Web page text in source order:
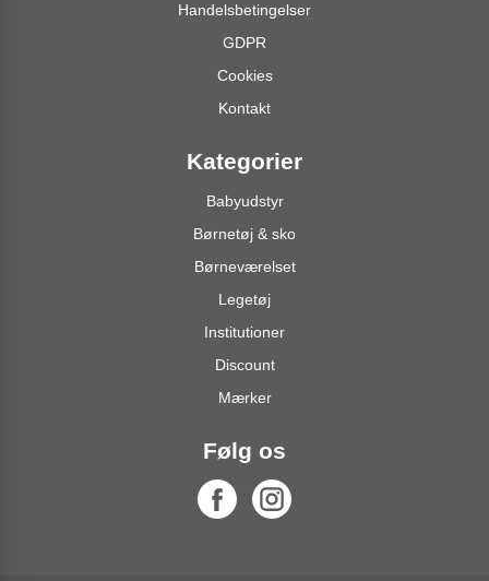
Handelsbetingelser
GDPR
Cookies
Kontakt
Kategorier
Babyudstyr
Børnetøj & sko
Børneværelset
Legetøj
Institutioner
Discount
Mærker
Følg os